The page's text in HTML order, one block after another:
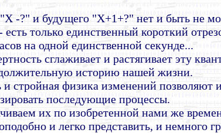
-?" и будущего "X+1+?" нет и быть не
только единственный короткий
на одной единственной секунде...
сглаживает и растягивает эту
историю нашей жизни.
и стройная физика изменений позволяют
последующие процессы.
их по изобретенной нами же
и легко представить, и немного